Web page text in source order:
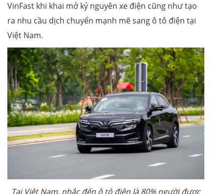
VinFast khi khai mở kỷ nguyên xe điện cũng như tạo
ra nhu cầu dịch chuyển mạnh mẽ sang ô tô điện tại
Việt Nam.
Tại Việt Nam, nhắc đến ô tô điện là 80% người được